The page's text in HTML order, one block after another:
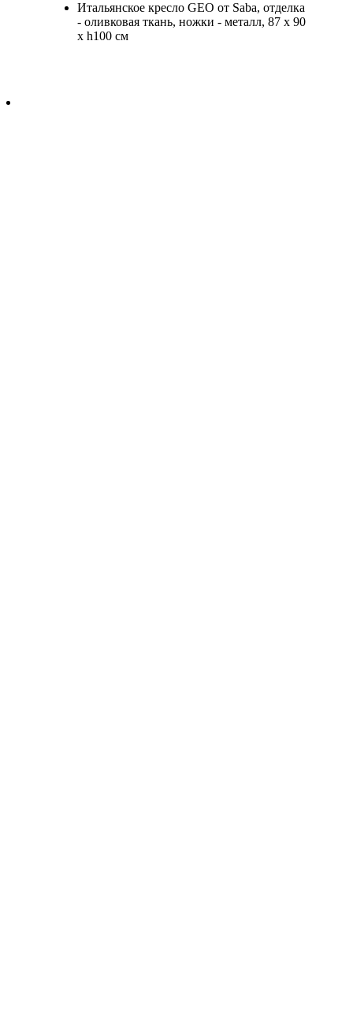
Итальянское кресло GEO от Saba, отделка
- оливковая ткань, ножки - металл, 87 х 90
х h100 см